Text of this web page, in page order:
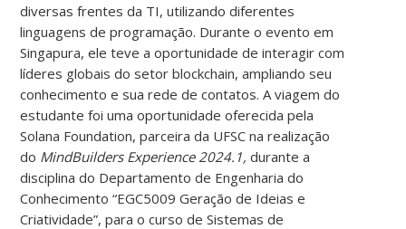
diversas frentes da TI, utilizando diferentes
linguagens de programação. Durante o evento em
Singapura, ele teve a oportunidade de interagir com
líderes globais do setor blockchain, ampliando seu
conhecimento e sua rede de contatos. A viagem do
estudante foi uma oportunidade oferecida pela
Solana Foundation, parceira da UFSC na realização
do MindBuilders Experience 2024.1, durante a
disciplina do Departamento de Engenharia do
Conhecimento “EGC5009 Geração de Ideias e
Criatividade”, para o curso de Sistemas de